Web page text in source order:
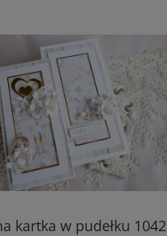
kartka w pudełku 1042